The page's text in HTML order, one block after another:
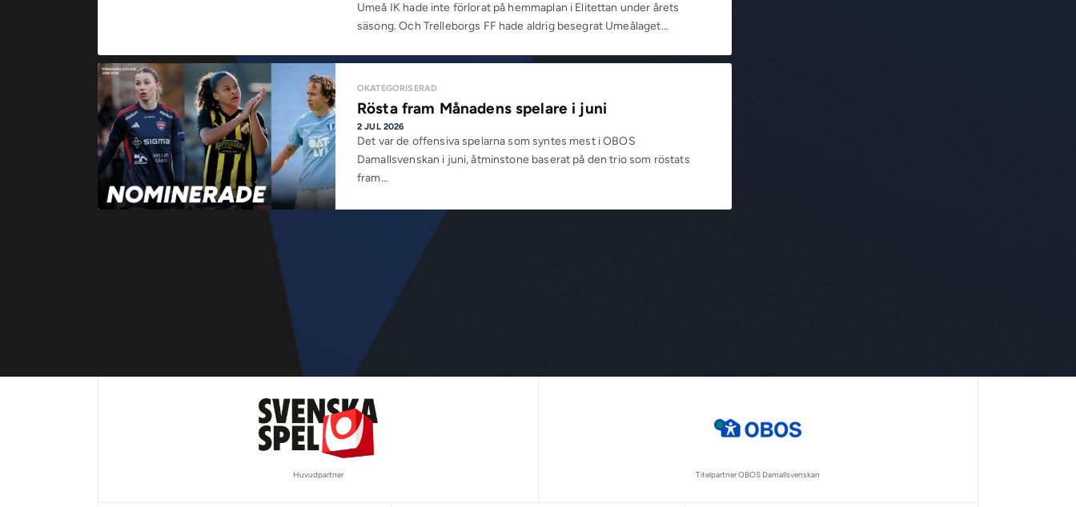
Umeå IK hade inte förlorat på hemmaplan i Elitettan under årets
säsong. Och Trelleborgs FF hade aldrig besegrat Umeålaget…
OKATEGORISERAD
Rösta fram Månadens spelare i juni
2 JUL 2026
Det var de offensiva spelarna som syntes mest i OBOS
Damallsvenskan i juni, åtminstone baserat på den trio som röstats
fram…
Huvudpartner Titelpartner OBOS Damallsvenskan